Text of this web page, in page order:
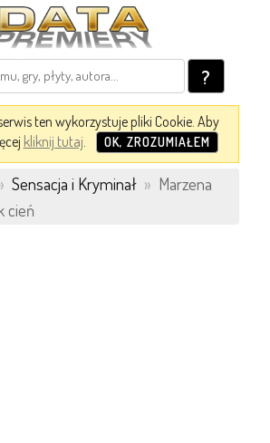
?
ten wykorzystuje pliki Cookie. Aby
kliknij tutaj. OK, ZROZUMIAŁEM
Sensacja i Kryminał » Marzena
cień